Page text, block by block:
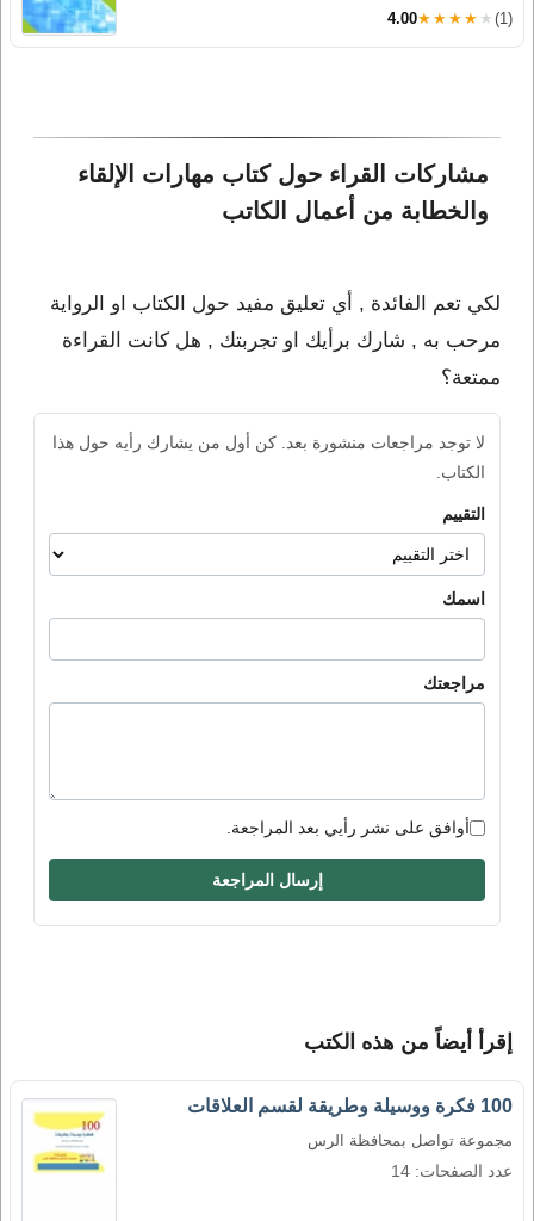
4.00★★★★★ (1)
مشاركات القراء حول كتاب مهارات الإلقاء
والخطابة من أعمال الكاتب
لكي تعم الفائدة , أي تعليق مفيد حول الكتاب او الرواية
مرحب به , شارك برأيك او تجربتك , هل كانت القراءة
ممتعة؟
لا توجد مراجعات منشورة بعد. كن أول من يشارك رأيه حول هذا
الكتاب.
التقييم
اسمك
مراجعتك
أوافق على نشر رأيي بعد المراجعة.
إرسال المراجعة
إقرأ أيضاً من هذه الكتب
100 فكرة ووسيلة وطريقة لقسم العلاقات
مجموعة تواصل بمحافظة الرس
عدد الصفحات: 14